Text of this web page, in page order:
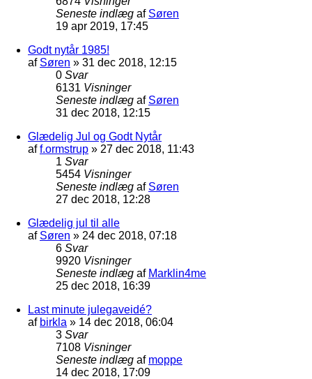
Seneste indlæg af Søren
19 apr 2019, 17:45
Godt nytår 1985!
af Søren » 31 dec 2018, 12:15
0 Svar
6131 Visninger
Seneste indlæg af Søren
31 dec 2018, 12:15
Glædelig Jul og Godt Nytår
aff.ormstrup » 27 dec 2018, 11:43
1 Svar
5454 Visninger
Seneste indlæg af Søren
27 dec 2018, 12:28
Glædelig jul til alle
af Søren » 24 dec 2018, 07:18
6 Svar
9920 Visninger
Seneste indlæg af Marklin4me
25 dec 2018, 16:39
Last minute julegaveidé?
af birkla » 14 dec 2018, 06:04
3 Svar
7108 Visninger
Seneste indlæg af moppe
14 dec 2018, 17:09